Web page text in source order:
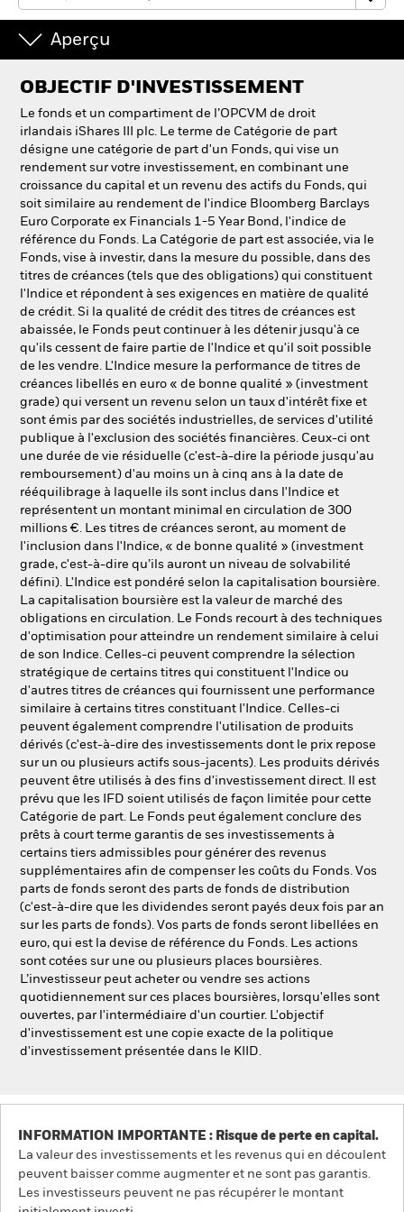
NL FR
BlackRock
Aladdin
Notre société
Aperçu
OBJECTIF D'INVESTISSEMENT
Le fonds et un compartiment de l’OPCVM de droit
irlandais iShares III plc. Le terme de Catégorie de part
désigne une catégorie de part d'un Fonds, qui vise un
rendement sur votre investissement, en combinant une
croissance du capital et un revenu des actifs du Fonds, qui
soit similaire au rendement de l'indice Bloomberg Barclays
Euro Corporate ex Financials 1-5 Year Bond, l'indice de
référence du Fonds. La Catégorie de part est associée, via le
Fonds, vise à investir, dans la mesure du possible, dans des
titres de créances (tels que des obligations) qui constituent
l'Indice et répondent à ses exigences en matière de qualité
de crédit. Si la qualité de crédit des titres de créances est
abaissée, le Fonds peut continuer à les détenir jusqu'à ce
qu'ils cessent de faire partie de l'Indice et qu'il soit possible
de les vendre. L'Indice mesure la performance de titres de
créances libellés en euro « de bonne qualité » (investment
grade) qui versent un revenu selon un taux d'intérêt fixe et
sont émis par des sociétés industrielles, de services d'utilité
publique à l'exclusion des sociétés financières. Ceux-ci ont
une durée de vie résiduelle (c'est-à-dire la période jusqu'au
remboursement) d'au moins un à cinq ans à la date de
rééquilibrage à laquelle ils sont inclus dans l'Indice et
représentent un montant minimal en circulation de 300
millions €. Les titres de créances seront, au moment de
l'inclusion dans l'Indice, « de bonne qualité » (investment
grade, c'est-à-dire qu’ils auront un niveau de solvabilité
défini). L'Indice est pondéré selon la capitalisation boursière.
La capitalisation boursière est la valeur de marché des
obligations en circulation. Le Fonds recourt à des techniques
d'optimisation pour atteindre un rendement similaire à celui
de son Indice. Celles-ci peuvent comprendre la sélection
stratégique de certains titres qui constituent l'Indice ou
d'autres titres de créances qui fournissent une performance
similaire à certains titres constituant l'Indice. Celles-ci
peuvent également comprendre l'utilisation de produits
dérivés (c'est-à-dire des investissements dont le prix repose
sur un ou plusieurs actifs sous-jacents). Les produits dérivés
peuvent être utilisés à des fins d'investissement direct. Il est
prévu que les IFD soient utilisés de façon limitée pour cette
Catégorie de part. Le Fonds peut également conclure des
prêts à court terme garantis de ses investissements à
certains tiers admissibles pour générer des revenus
supplémentaires afin de compenser les coûts du Fonds. Vos
parts de fonds seront des parts de fonds de distribution
(c'est-à-dire que les dividendes seront payés deux fois par an
sur les parts de fonds). Vos parts de fonds seront libellées en
euro, qui est la devise de référence du Fonds. Les actions
sont cotées sur une ou plusieurs places boursières.
L’investisseur peut acheter ou vendre ses actions
quotidiennement sur ces places boursières, lorsqu'elles sont
ouvertes, par l'intermédiaire d'un courtier. L'objectif
d'investissement est une copie exacte de la politique
d'investissement présentée dans le KIID.
INFORMATION IMPORTANTE : Risque de perte en capital.
La valeur des investissements et les revenus qui en découlent
peuvent baisser comme augmenter et ne sont pas garantis.
Les investisseurs peuvent ne pas récupérer le montant